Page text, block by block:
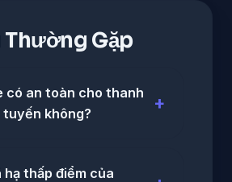
Thường Gặp
có an toàn cho thanh
không?
hạ thấp điểm của